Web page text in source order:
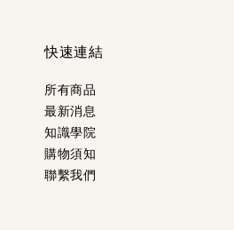
快速連結
所有商品
最新消息
知識學院
購物須知
聯繫我們